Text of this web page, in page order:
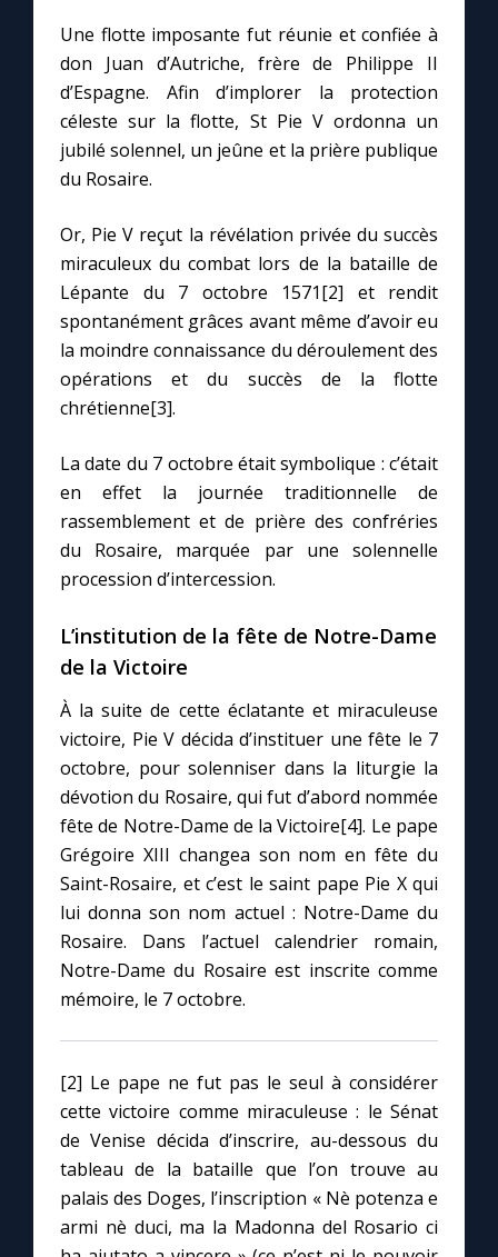
Une flotte imposante fut réunie et confiée à
don Juan d’Autriche, frère de Philippe II
d’Espagne. Afin d’implorer la protection
céleste sur la flotte, St Pie V ordonna un
jubilé solennel, un jeûne et la prière publique
du Rosaire.
Or, Pie V reçut la révélation privée du succès
miraculeux du combat lors de la bataille de
Lépante du 7 octobre 1571[2] et rendit
spontanément grâces avant même d’avoir eu
la moindre connaissance du déroulement des
opérations et du succès de la flotte
chrétienne[3].
La date du 7 octobre était symbolique : c’était
en effet la journée traditionnelle de
rassemblement et de prière des confréries
du Rosaire, marquée par une solennelle
procession d’intercession.
L’institution de la fête de Notre-Dame
de la Victoire
À la suite de cette éclatante et miraculeuse
victoire, Pie V décida d’instituer une fête le 7
octobre, pour solenniser dans la liturgie la
dévotion du Rosaire, qui fut d’abord nommée
fête de Notre-Dame de la Victoire[4]. Le pape
Grégoire XIII changea son nom en fête du
Saint-Rosaire, et c’est le saint pape Pie X qui
lui donna son nom actuel : Notre-Dame du
Rosaire. Dans l’actuel calendrier romain,
Notre-Dame du Rosaire est inscrite comme
mémoire, le 7 octobre.
[2] Le pape ne fut pas le seul à considérer
cette victoire comme miraculeuse : le Sénat
de Venise décida d’inscrire, au-dessous du
tableau de la bataille que l’on trouve au
palais des Doges, l’inscription « Nè potenza e
armi nè duci, ma la Madonna del Rosario ci